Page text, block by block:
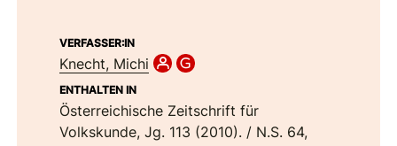
VERFASSER:IN
Knecht, Michi
ENTHALTEN IN
Österreichische Zeitschrift für
Volkskunde, Jg. 113 (2010). / N.S. 64,